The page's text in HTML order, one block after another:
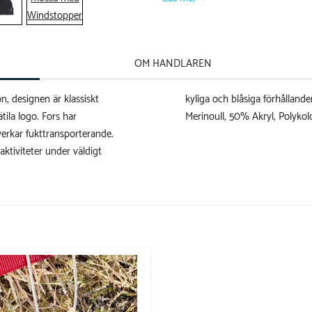
designen är klassiskt
logo. Fors har
fukttransporterande.
under väldigt
Material: 50%
Merinoull, 50% Akryl,
OM HANDLAREN